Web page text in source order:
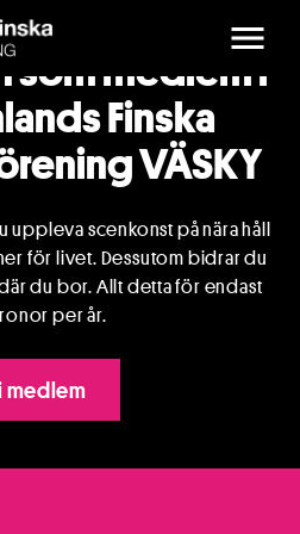
som medlem i
Finska
VÄSKY
uppleva scenkonst på nära håll
för livet. Dessutom bidrar du
du bor. Allt detta för endast
per år.
medlem